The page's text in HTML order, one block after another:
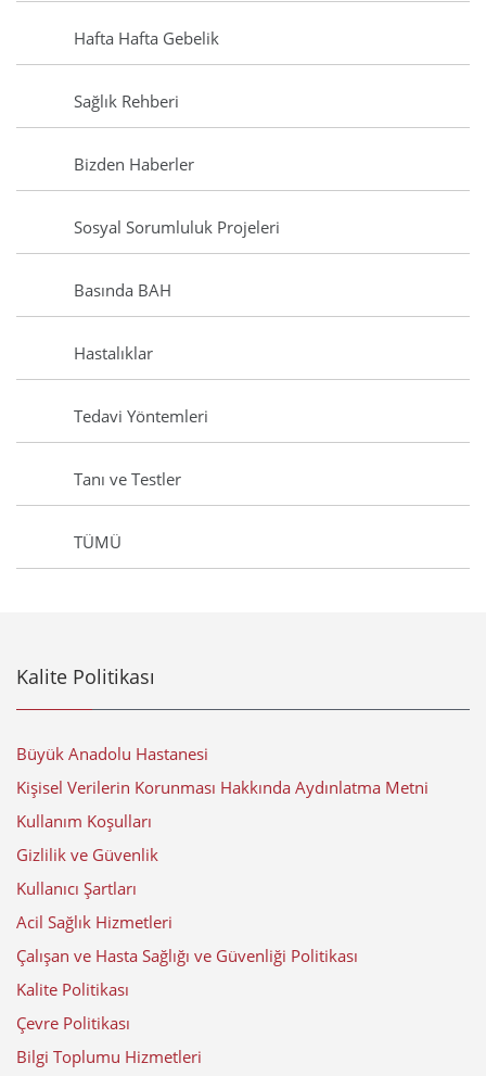
Hafta Hafta Gebelik
Sağlık Rehberi
Bizden Haberler
Sosyal Sorumluluk Projeleri
Basında BAH
Hastalıklar
Tedavi Yöntemleri
Tanı ve Testler
TÜMÜ
Kalite Politikası
Büyük Anadolu Hastanesi
Kişisel Verilerin Korunması Hakkında Aydınlatma Metni
Kullanım Koşulları
Gizlilik ve Güvenlik
Kullanıcı Şartları
Acil Sağlık Hizmetleri
Çalışan ve Hasta Sağlığı ve Güvenliği Politikası
Kalite Politikası
Çevre Politikası
Bilgi Toplumu Hizmetleri